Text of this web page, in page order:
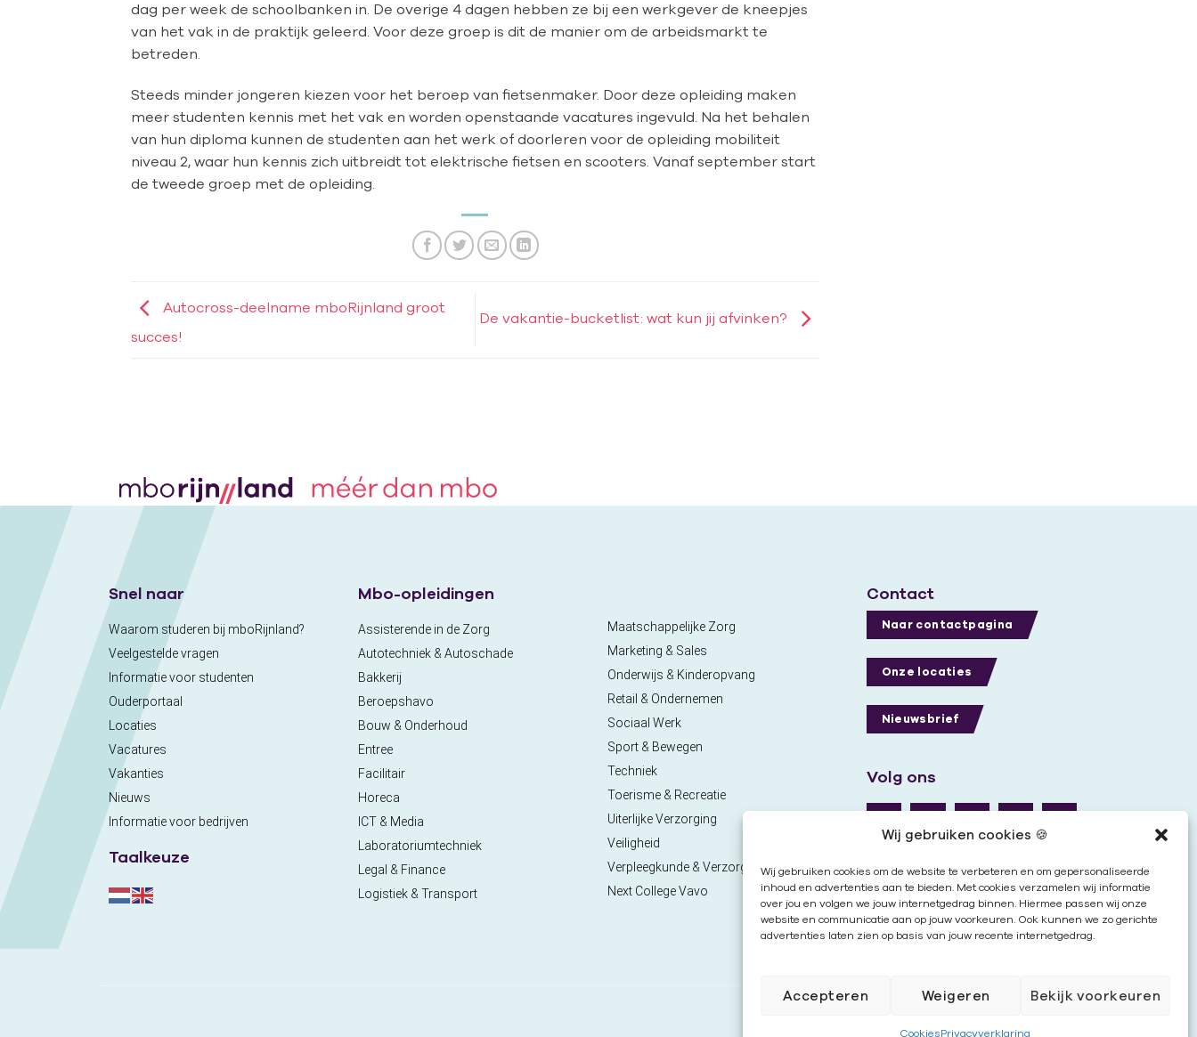
Wij gebruiken cookies 🍪
Wij gebruiken cookies om de website te verbeteren en om gepersonaliseerde
inhoud en advertenties aan te bieden. Met cookies verzamelen wij informatie
over jou en volgen we jouw internetgedrag binnen. Hiermee passen wij onze
website en communicatie aan op jouw voorkeuren. Ook kunnen we zo gerichte
advertenties laten zien op basis van jouw recente internetgedrag.
Accepteren Weigeren Bekijk voorkeuren
CookiesPrivacyverklaring
dag per week de schoolbanken in. De overige 4 dagen hebben ze bij een werkgever de kneepjes
van het vak in de praktijk geleerd. Voor deze groep is dit de manier om de arbeidsmarkt te
betreden.
Steeds minder jongeren kiezen voor het beroep van fietsenmaker. Door deze opleiding maken
meer studenten kennis met het vak en worden openstaande vacatures ingevuld. Na het behalen
van hun diploma kunnen de studenten aan het werk of doorleren voor de opleiding mobiliteit
niveau 2, waar hun kennis zich uitbreidt tot elektrische fietsen en scooters. Vanaf september start
de tweede groep met de opleiding.
Autocross-deelname mboRijnland groot
succes!
De vakantie-bucketlist: wat kun jij afvinken?
Snel naar
Waarom studeren bij mboRijnland?
Veelgestelde vragen
Informatie voor studenten
Ouderportaal
Locaties
Vacatures
Vakanties
Nieuws
Informatie voor bedrijven
Taalkeuze
Mbo-opleidingen
Assisterende in de Zorg
Autotechniek & Autoschade
Bakkerij
Beroepshavo
Bouw & Onderhoud
Entree
Facilitair
Horeca
ICT & Media
Laboratoriumtechniek
Legal & Finance
Logistiek & Transport
Maatschappelijke Zorg
Marketing & Sales
Onderwijs & Kinderopvang
Retail & Ondernemen
Sociaal Werk
Sport & Bewegen
Techniek
Toerisme & Recreatie
Uiterlijke Verzorging
Veiligheid
Verpleegkunde & Verzorgende
Next College Vavo
Contact
Naar contactpagina
Onze locaties
Nieuwsbrief
Volg ons